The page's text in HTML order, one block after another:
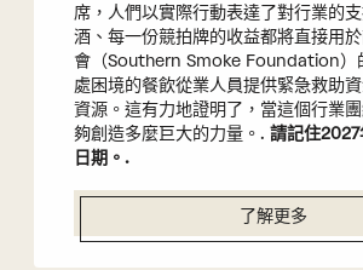
席，人們以實際行動表達了對行業的
酒、每一份競拍牌的收益都將直接用
會（Southern Smoke Foundation）
處困境的餐飲從業人員提供緊急救助
資源。這有力地證明了，當這個行業
夠創造多麼巨大的力量。. 請記住
日期。.
了解更多